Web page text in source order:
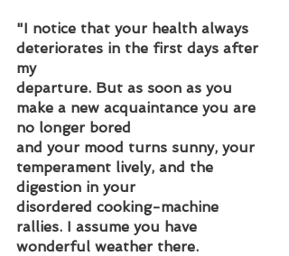
"I notice that your health always
deteriorates in the first days after
my
departure. But as soon as you
make a new acquaintance you are
no longer bored
and your mood turns sunny, your
temperament lively, and the
digestion in your
disordered cooking-machine
rallies. I assume you have
wonderful weather there.